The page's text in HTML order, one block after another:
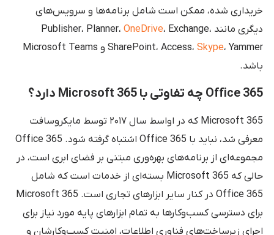
خریداری شده، ممکن است شامل برنامه‌ها و سرویس‌های
دیگری مانند Publisher، Planner،
OneDrive، Exchange،
SharePoint، Access،Skype
، Yammer و Microsoft Teams
باشد.
Office 365 چه تفاوتی با Microsoft 365 دارد؟
Microsoft 365 که در اواسط سال ۲۰۱۷ توسط مایکروسافت
معرفی شد، نباید با Office 365 اشتباه گرفته شود. Office 365
مجموعه‌ای از برنامه‌های بهره‌وری مبتنی بر فضای ابری است، در
حالی که Microsoft 365 بسته‌ای از خدمات است که شامل
Office 365 در کنار سایر ابزارهای تجاری است. Microsoft 365
برای دسترسی کسب‌وکارها به تمام ابزارهای پایه مورد نیاز برای
اجرای زیرساخت‌های فناوری اطلاعات، امنیت کسب‌وکارشان و